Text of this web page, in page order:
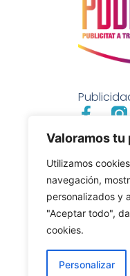
Valoramos tu
Utilizamos
navegación,
personalizados y
"Aceptar todo",
cookies.
Personalizar